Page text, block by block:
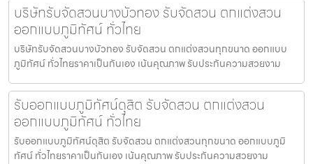
บริษัทรับจัดสวนบางบัวทอง รับจัดสวน ตกแต่งสวน
ออกแบบภูมิทัศน์ ทั่วไทย
บริษัทรับจัดสวนบางบัวทอง รับจัดสวน ตกแต่งสวนทุกขนาด ออกแบบ
ภูมิทัศน์ ทั่วไทยราคาเป็นกันเอง เน้นคุณภาพ รับประกันความสวยงาม
รับออกแบบภูมิทัศน์ดุสิต รับจัดสวน ตกแต่งสวน
ออกแบบภูมิทัศน์ ทั่วไทย
รับออกแบบภูมิทัศน์ดุสิต รับจัดสวน ตกแต่งสวนทุกขนาด ออกแบบภูมิ
ทัศน์ ทั่วไทยราคาเป็นกันเอง เน้นคุณภาพ รับประกันความสวยงาม